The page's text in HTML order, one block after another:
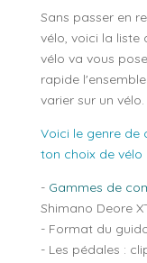
Sans passer en
vélo, voici la liste
vélo va vous
rapide
varier sur un vélo.
Voici le genre de
ton choix de vélo
- Gammes de
Shimano Deore
- Format du
- Les pédales :